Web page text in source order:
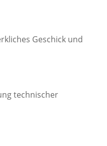
Geschick und
technischer